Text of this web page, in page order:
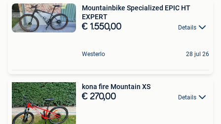
Mountainbike Specialized EPIC HT
EXPERT
€ 1.550,00 Details
Westerlo 28 jul 26
kona fire Mountain XS
€ 270,00 Details